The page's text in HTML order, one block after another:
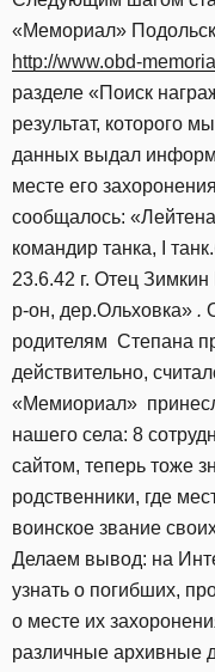
«Мемориал»
http://www.obd-
разделе «Поиск
результат, которого
данных выдал
месте его
сообщалось:
командир танка, I
23.6.42 г. Отец
р-он, дер.Ольховка» .
родителям Степана
действительно,
«Мемиориал»
нашего села: 8
сайтом, теперь тоже
родственники, где
воинское звание
Делаем вывод: на
узнать о погибших,
о месте их
различные архивные